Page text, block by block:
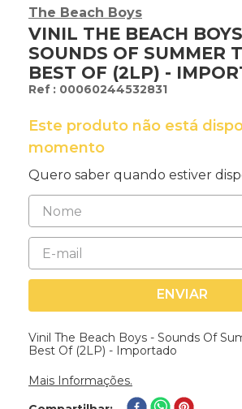
The Beach Boys
VINIL THE BEACH
SOUNDS OF SUMMER
BEST OF (2LP) -
: 00060244532831
Este produto não está
momento
Quero saber quando estiver
ENVIAR
Vinil The Beach Boys - Sounds Of
Best Of (2LP) - Importado
Mais Informações.